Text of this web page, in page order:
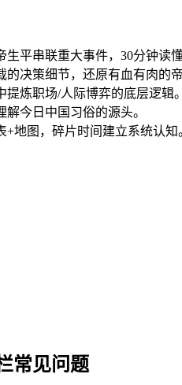
生平串联重大事件，30分钟读
的决策细节，还原有血有肉的帝
提炼职场/人际博弈的底层逻辑。
今日中国习俗的源头。
+地图，碎片时间建立系统认知
常见问题